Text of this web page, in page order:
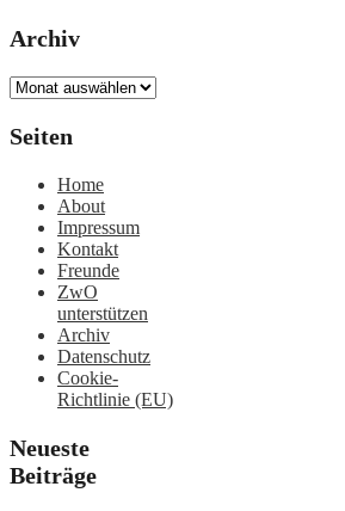
Archiv
Archiv
Seiten
Home
About
Impressum
Kontakt
Freunde
ZwO
unterstützen
Archiv
Datenschutz
Cookie-
Richtlinie (EU)
Neueste
Beiträge